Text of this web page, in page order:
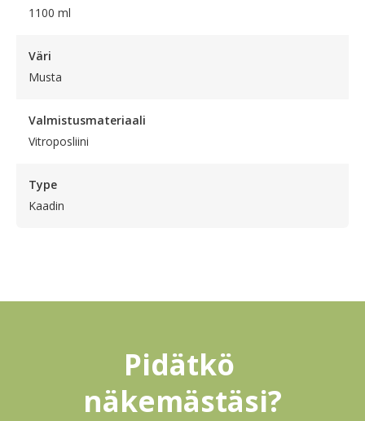
1100 ml
Väri
Musta
Valmistusmateriaali
Vitroposliini
Type
Kaadin
Pidätkö
näkemästäsi?